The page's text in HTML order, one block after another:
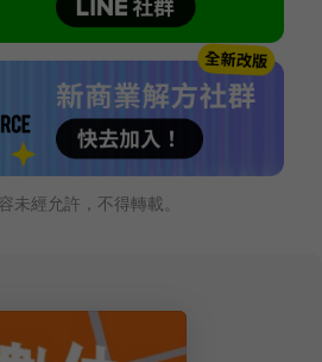
未經允許，不得轉載。